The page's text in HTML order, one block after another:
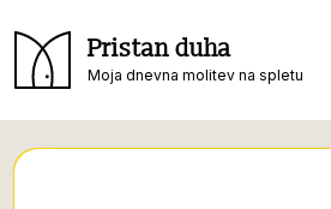
Pristan duha
Moja dnevna molitev na spletu